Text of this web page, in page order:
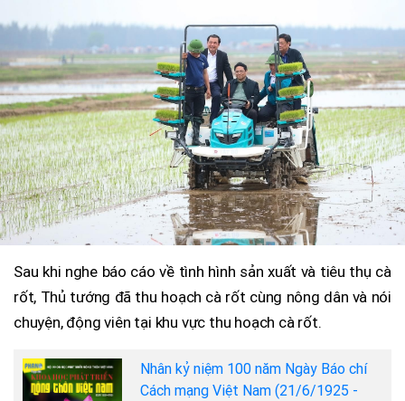
Sau khi nghe báo cáo về tình hình sản xuất và tiêu thụ cà
rốt, Thủ tướng đã thu hoạch cà rốt cùng nông dân và nói
chuyện, động viên tại khu vực thu hoạch cà rốt.
Nhân kỷ niệm 100 năm Ngày Báo chí
Cách mạng Việt Nam (21/6/1925 -